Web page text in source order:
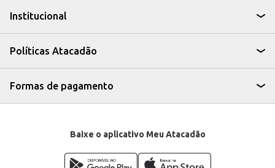
Institucional
Políticas Atacadão
Formas de pagamento
Baixe o aplicativo Meu Atacadão